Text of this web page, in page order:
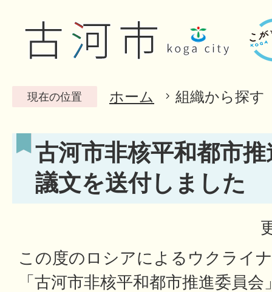
現在の位置 ホーム 組織から探す
古河市非核平和都市
議文を送付しました
この度のロシアによるウクライ
「古河市非核平和都市推進委員